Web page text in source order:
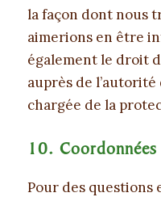
la façon dont nous
aimerions en être
également le droit
auprès de
chargée de la
10. Coordonnées
Pour des